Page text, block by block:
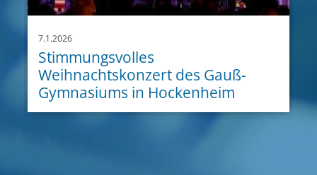
7.1.2026
Stimmungsvolles
Weihnachtskonzert des Gauß-
Gymnasiums in Hockenheim